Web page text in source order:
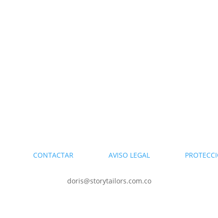
CONTACTAR AVISO LEGAL
doris@storytailors.com.co